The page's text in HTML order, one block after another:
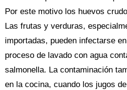
Por este motivo los huevos
Las frutas y verduras,
importadas, pueden infectarse
proceso de lavado con agua
salmonella. La contaminación
en la cocina, cuando los jugos